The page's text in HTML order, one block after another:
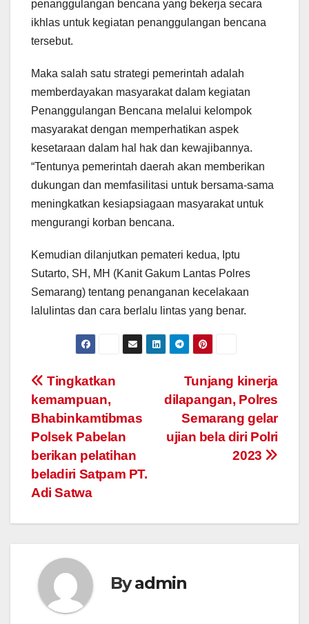
penanggulangan bencana yang bekerja secara
ikhlas untuk kegiatan penanggulangan bencana
tersebut.
Maka salah satu strategi pemerintah adalah
memberdayakan masyarakat dalam kegiatan
Penanggulangan Bencana melalui kelompok
masyarakat dengan memperhatikan aspek
kesetaraan dalam hal hak dan kewajibannya.
“Tentunya pemerintah daerah akan memberikan
dukungan dan memfasilitasi untuk bersama-sama
meningkatkan kesiapsiagaan masyarakat untuk
mengurangi korban bencana.
Kemudian dilanjutkan pemateri kedua, Iptu
Sutarto, SH, MH (Kanit Gakum Lantas Polres
Semarang) tentang penanganan kecelakaan
lalulintas dan cara berlalu lintas yang benar.
Post
navigation
Tunjang kinerja
dilapangan, Polres
Semarang gelar
ujian bela diri Polri
2023
Tingkatkan
kemampuan,
Bhabinkamtibmas
Polsek Pabelan
berikan pelatihan
beladiri Satpam PT.
Adi Satwa
Byadmin